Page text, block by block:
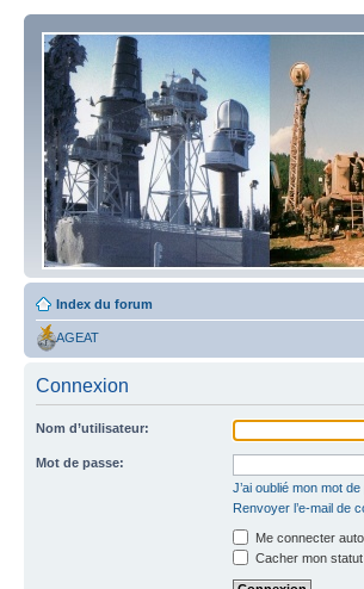
Index du forum
AGEAT
Connexion
Nom d’utilisateur:
Mot de passe:
J’ai oublié mon mot
Renvoyer l’e-mail de
Me connecter
Cacher mon